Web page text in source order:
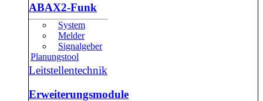
ABAX2-Funk
System
Melder
Signalgeber
Planungstool
Leitstellentechnik
Erweiterungsmodule